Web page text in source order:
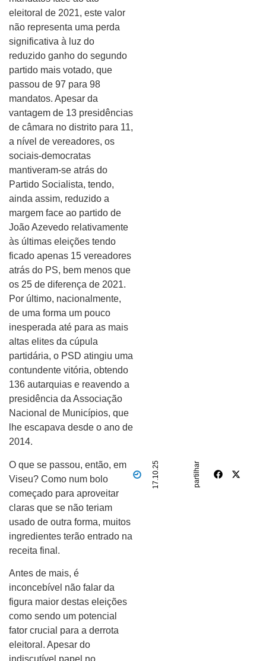
17.10.25 partilhar
eleitoral de 2021, este valor
não representa uma perda
significativa à luz do
reduzido ganho do segundo
partido mais votado, que
passou de 97 para 98
mandatos. Apesar da
vantagem de 13 presidências
de câmara no distrito para 11,
a nível de vereadores, os
sociais-democratas
mantiveram-se atrás do
Partido Socialista, tendo,
ainda assim, reduzido a
margem face ao partido de
João Azevedo relativamente
às últimas eleições tendo
ficado apenas 15 vereadores
atrás do PS, bem menos que
os 25 de diferença de 2021.
Por último, nacionalmente,
de uma forma um pouco
inesperada até para as mais
altas elites da cúpula
partidária, o PSD atingiu uma
contundente vitória, obtendo
136 autarquias e reavendo a
presidência da Associação
Nacional de Municípios, que
lhe escapava desde o ano de
2014.
O que se passou, então, em
Viseu? Como num bolo
começado para aproveitar
claras que se não teriam
usado de outra forma, muitos
ingredientes terão entrado na
receita final.
Antes de mais, é
inconcebível não falar da
figura maior destas eleições
como sendo um potencial
fator crucial para a derrota
eleitoral. Apesar do
indiscutível papel no